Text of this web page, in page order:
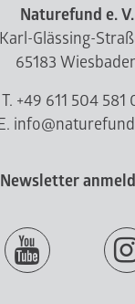
Naturefund e. V.
Karl-Glässing-
65183
T. +49 611 504 581
E.
Newsletter